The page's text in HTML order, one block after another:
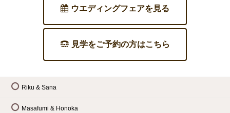
ウエディングフェアを見る
見学をご予約の方はこちら
Riku & Sana
Masafumi & Honoka